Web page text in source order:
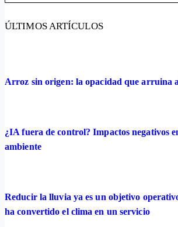
ÚLTIMOS ARTÍCULOS
Arroz sin origen: la opacidad que arruina
¿IA fuera de control? Impactos negativos
ambiente
Reducir la lluvia ya es un objetivo
ha convertido el clima en un servicio